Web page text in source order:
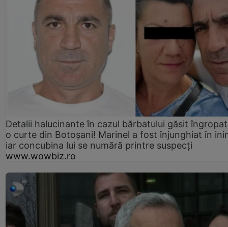
Detalii halucinante în cazul bărbatului găsit
o curte din Botoșani! Marinel a fost înjunghiat în
iar concubina lui se numără printre suspecți
www.wowbiz.ro